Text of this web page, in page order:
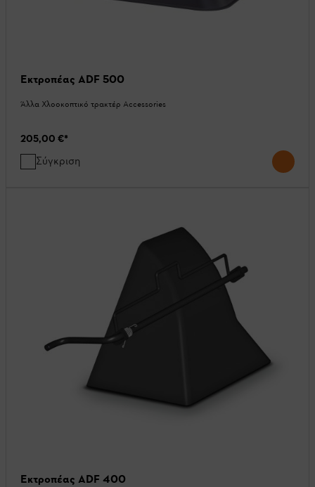
Εκτροπέας ADF 500
Άλλα Χλοοκοπτικό τρακτέρ Accessories
205,00 €*
Σύγκριση
Εκτροπέας ADF 400